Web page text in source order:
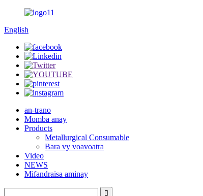
English
an-trano
Momba anay
Products
Metallurgical Consumable
Bara vy voavoatra
Video
NEWS
Mifandraisa aminay